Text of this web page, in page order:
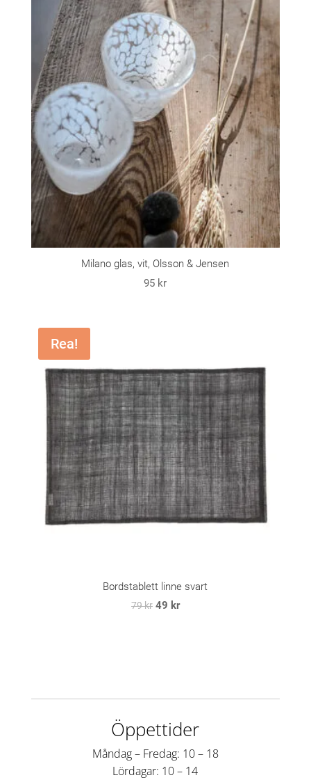
var:
149 kr.
är:
129 kr.
Milano glas, vit, Olsson & Jensen
95 kr
Rea!
Bordstablett linne svart
79kr Det
49 krDet
Öppettider
Måndag – Fredag: 10 – 18
Lördagar: 10 – 14